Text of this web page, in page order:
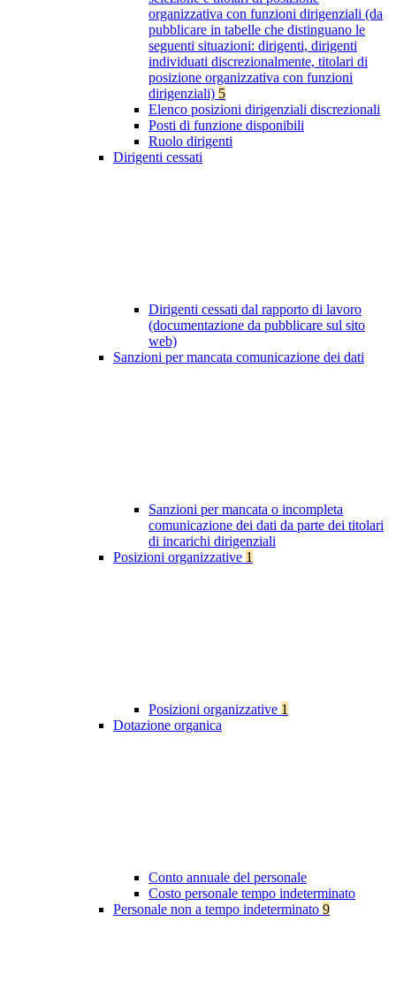
organizzativa con funzioni dirigenziali (da
pubblicare in tabelle che distinguano le
seguenti situazioni: dirigenti, dirigenti
individuati discrezionalmente, titolari di
posizione organizzativa con funzioni
dirigenziali) 5
Elenco posizioni dirigenziali discrezionali
Posti di funzione disponibili
Ruolo dirigenti
Dirigenti cessati
Dirigenti cessati dal rapporto di lavoro
(documentazione da pubblicare sul sito
web)
Sanzioni per mancata comunicazione dei dati
Sanzioni per mancata o incompleta
comunicazione dei dati da parte dei titolari
di incarichi dirigenziali
Posizioni organizzative 1
Posizioni organizzative 1
Dotazione organica
Conto annuale del personale
Costo personale tempo indeterminato
Personale non a tempo indeterminato 9